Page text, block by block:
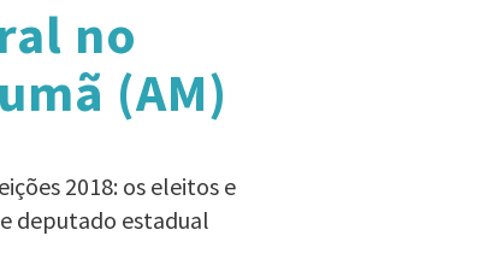
no
(AM)
2018: os eleitos e
deputado estadual